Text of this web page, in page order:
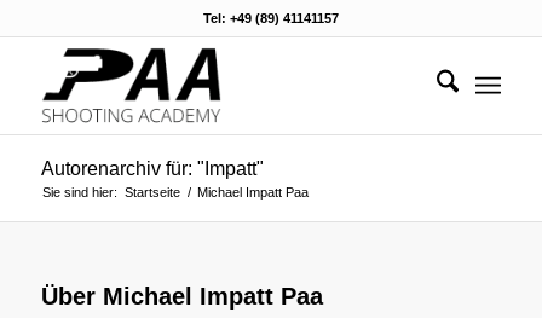
Tel: +49 (89) 41141157
Autorenarchiv für: "Impatt"
Sie sind hier: Startseite / Michael Impatt Paa
Über Michael Impatt Paa